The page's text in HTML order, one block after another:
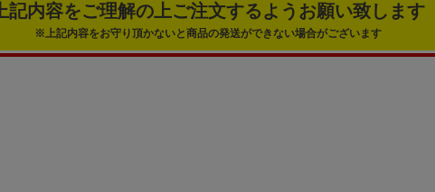
上記内容をご理解の上ご注文するようお願い致します
※上記内容をお守り頂かないと商品の発送ができない場合がございます